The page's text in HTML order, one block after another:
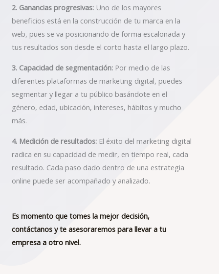
2. Ganancias progresivas: Uno de los mayores
beneficios está en la construcción de tu marca en la
web, pues se va posicionando de forma escalonada y
tus resultados son desde el corto hasta el largo plazo.
3. Capacidad de segmentación: Por medio de las
diferentes plataformas de marketing digital, puedes
segmentar y llegar a tu público basándote en el
género, edad, ubicación, intereses, hábitos y mucho
más.
4. Medición de resultados: El éxito del marketing digital
radica en su capacidad de medir, en tiempo real, cada
resultado. Cada paso dado dentro de una estrategia
online puede ser acompañado y analizado.
Es momento que tomes la mejor decisión,
contáctanos y te asesoraremos para llevar a tu
empresa a otro nivel.